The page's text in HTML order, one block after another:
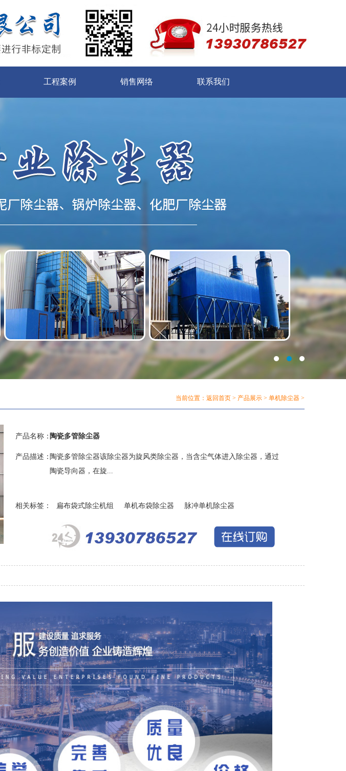
工程案例 销售网络 联系我们
当前位置： 返回首页 > 产品展示 > 单机除尘器 >
产品名称：
产品描述：
陶瓷多管除尘器
​陶瓷多管除尘器该除尘器为旋风类除尘器，当含尘气体进入除尘器，通过
陶瓷导向器，在旋...
相关标签： 扁布袋式除尘机组 单机布袋除尘器 脉冲单机除尘器